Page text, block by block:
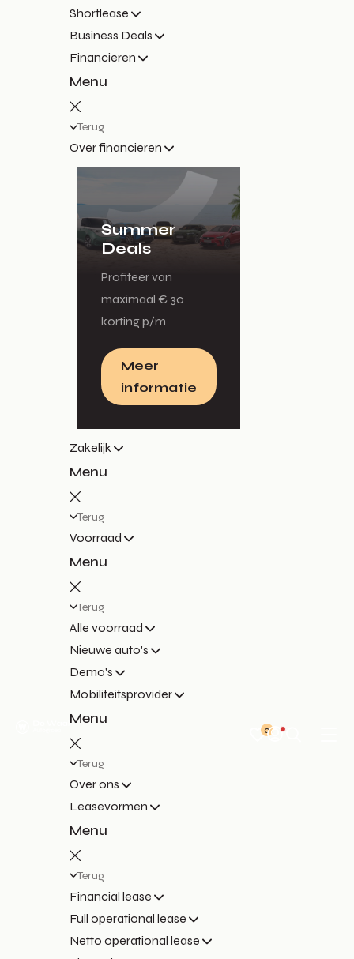
Shortlease
Business Deals
Financieren
Menu
Terug
Over financieren
Summer
Deals
Profiteer van
maximaal € 30
korting p/m
Meer
informatie
Zakelijk
Menu
Terug
Voorraad
Menu
Terug
Alle voorraad
Nieuwe auto's
Demo's
Mobiliteitsprovider
Menu
Terug
Over ons
Leasevormen
Menu
Terug
Financial lease
Full operational lease
Netto operational lease
0